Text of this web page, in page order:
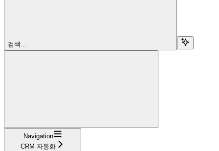
검색...
Navigation
CRM 자동화